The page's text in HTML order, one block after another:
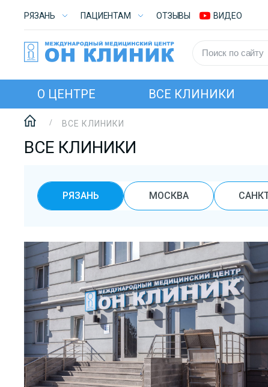
РЯЗАНЬ ПАЦИЕНТАМ ОТЗЫВЫ ВИДЕО
О ЦЕНТРЕ ВСЕ КЛИНИКИ
ВСЕ КЛИНИКИ
ВСЕ КЛИНИКИ
РЯЗАНЬ МОСКВА